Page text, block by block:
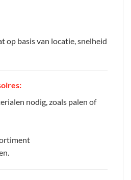
op basis van locatie, snelheid
nodig, zoals palen of